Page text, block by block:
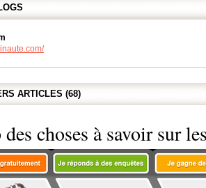
ARTICLES (68)
choses à savoir sur